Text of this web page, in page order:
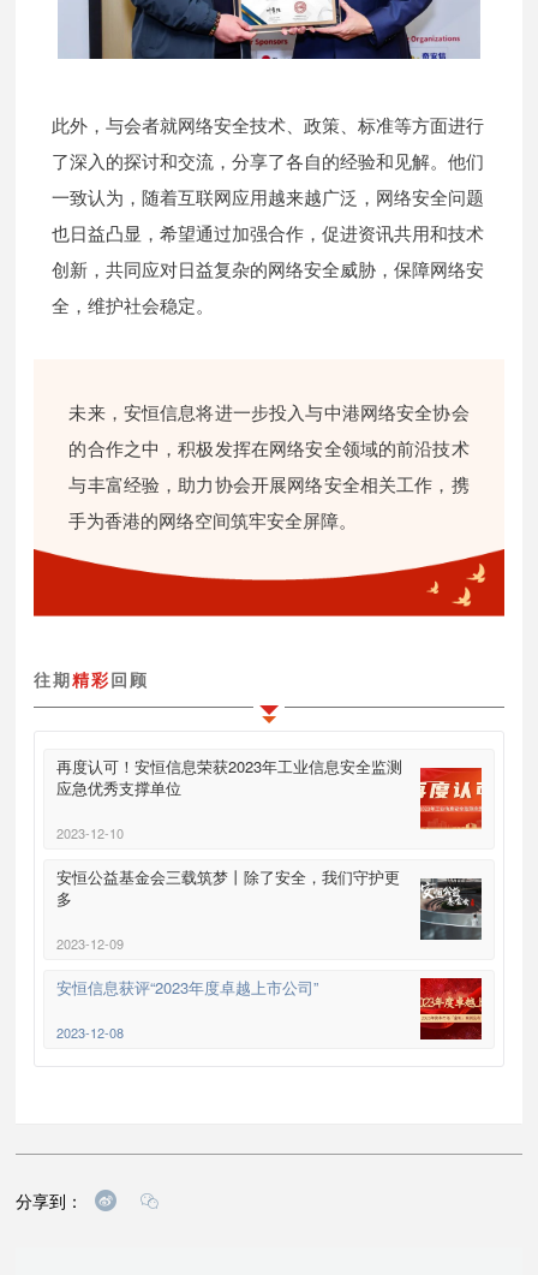
此外，与会者就网络安全技术、政策、标准等方面进行
了深入的探讨和交流，分享了各自的经验和见解。他们
一致认为，随着互联网应用越来越广泛，网络安全问题
也日益凸显，希望通过加强合作，促进资讯共用和技术
创新，共同应对日益复杂的网络安全威胁，保障网络安
全，维护社会稳定。
未来，安恒信息将进一步投入与中港网络安全协会
的合作之中，积极发挥在网络安全领域的前沿技术
与丰富经验，助力协会开展网络安全相关工作，携
手为香港的网络空间筑牢安全屏障。
往期精彩回顾
再度认可！安恒信息荣获2023年工业信息安全监测
应急优秀支撑单位
2023-12-10
安恒公益基金会三载筑梦丨除了安全，我们守护更
多
2023-12-09
安恒信息获评“2023年度卓越上市公司”
2023-12-08
分享到：